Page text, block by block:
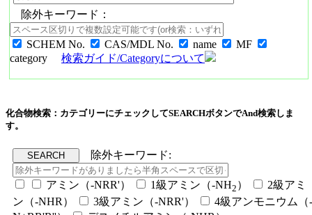
除外キーワード：
SCHEM No. CAS/MDL No. name
MF
category
検索ガイド/Categoryについて
化合物検索：カテゴリーにチェックしてSEARCHボタンでAnd検索しま
す。
除外キーワード:
アミン（-NRR'） 1級アミン（-NH2 ）
2級アミ
ン（-NHR）
3級アミン（-NRR'）
4級アンモニウム（-